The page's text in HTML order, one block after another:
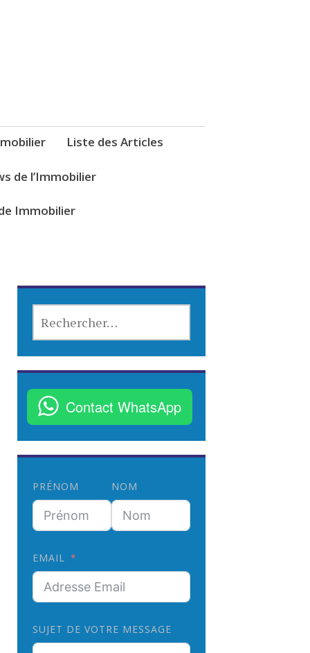
Liste des Articles
de l’Immobilier
Immobilier
C
H
E
R
Contact WhatsApp
PRÉNOM NOM
EMAIL
SUJET DE VOTRE MESSAGE